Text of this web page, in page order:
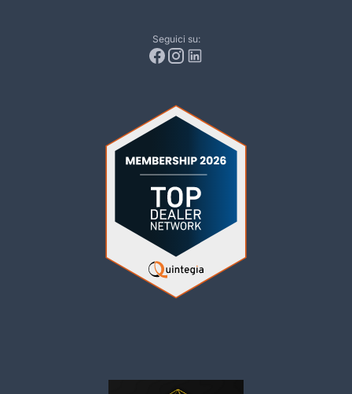
Seguici su: